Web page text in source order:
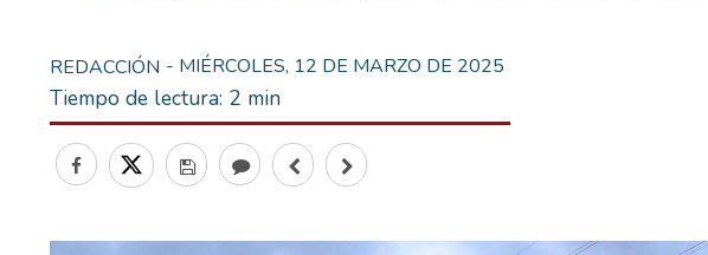
REDACCIÓN - MIÉRCOLES, 12 DE MARZO DE 2025
Tiempo de lectura: 2 min